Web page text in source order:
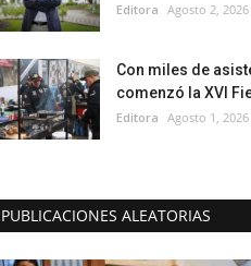
Editora Agosto 2, 2026
Con miles de
comenzó la XVI
Editora Agosto 1, 2026
PUBLICACIONES ALEATORIAS